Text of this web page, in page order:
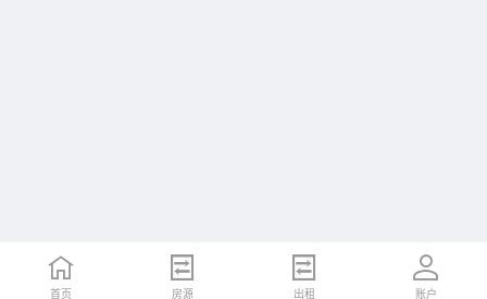
首页 招聘 简历 账户
首页 房源 出租 账户